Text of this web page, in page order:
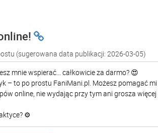
(sugerowana data publikacji: 2026-03-05)